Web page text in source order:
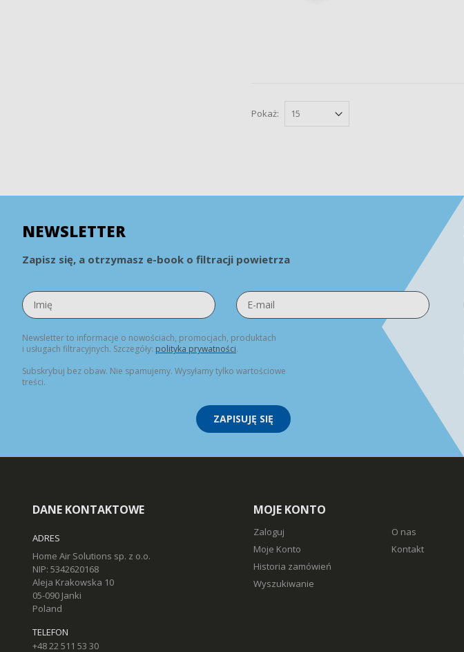
Pokaż:
NEWSLETTER
Zapisz się, a otrzymasz e-book o filtracji powietrza
Newsletter to informacje o nowościach, promocjach, produktach
i usługach filtracyjnych. Szczegóły: polityka prywatności.
Subskrybuj bez obaw. Nie spamujemy. Wysyłamy tylko wartościowe
treści.
ZAPISUJĘ SIĘ
DANE KONTAKTOWE
ADRES
Home Air Solutions sp. z o.o.
NIP: 5342620168
Aleja Krakowska 10
05-090 Janki
Poland
TELEFON
+48 22 511 53 30
MOJE KONTO
Zaloguj
Moje Konto
Historia zamówień
Wyszukiwanie
O nas
Kontakt